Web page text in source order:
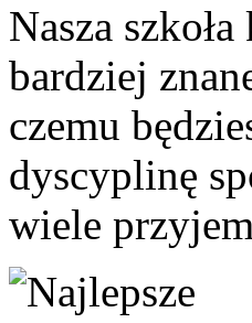
Nasza
bardziej
czemu
dyscyplinę
wiele